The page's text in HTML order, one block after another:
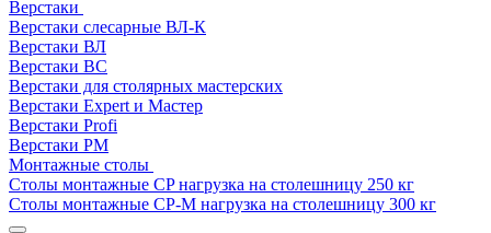
Верстаки
Верстаки слесарные ВЛ-К
Верстаки ВЛ
Верстаки ВС
Верстаки для столярных мастерских
Верстаки Expert и Мастер
Верстаки Profi
Верстаки РМ
Монтажные столы
Столы монтажные СP нагрузка на столешницу 250 кг
Столы монтажные СР-М нагрузка на столешницу 300 кг